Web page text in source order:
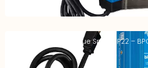
Chargeur VICTRON Blue Smart IP22 –